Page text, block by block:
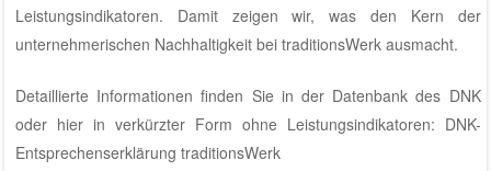
Leistungsindikatoren. Damit zeigen wir, was den Kern der
unternehmerischen Nachhaltigkeit bei traditionsWerk ausmacht.
Detaillierte Informationen finden Sie in der Datenbank des DNK
oder hier in verkürzter Form ohne Leistungsindikatoren: DNK-
Entsprechenserklärung traditionsWerk